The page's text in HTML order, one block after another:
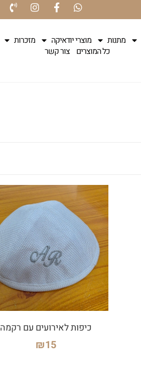
מתנות מוצרי יודאיקה מזכרות
כל המוצרים צור קשר
כיפות לאירועים עם רקמה
₪15